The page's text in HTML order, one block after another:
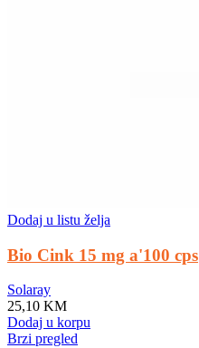
Dodaj u listu želja
Bio Cink 15 mg a'100 cps
Solaray
25,10 KM
Dodaj u korpu
Brzi pregled